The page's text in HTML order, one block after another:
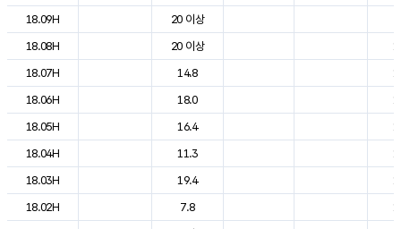
18.09H
20 이상
18.08H
20 이상
18.07H
14.8
18.06H
18.0
18.05H
16.4
18.04H
11.3
18.03H
19.4
18.02H
7.8